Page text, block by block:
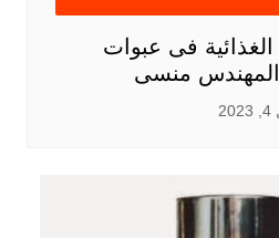
الغذائية فى عبوات